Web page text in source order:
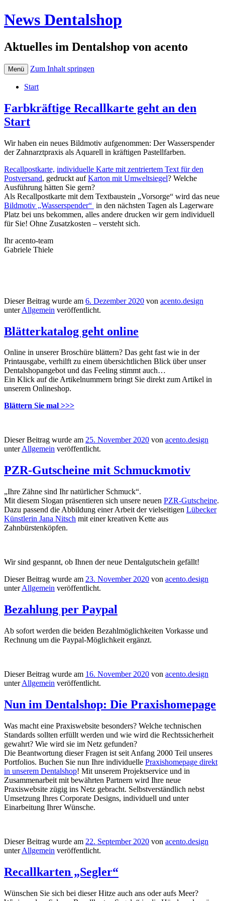
News Dentalshop
Aktuelles im Dentalshop von acento
Menü Zum Inhalt springen
Start
Farbkräftige Recallkarte geht an den
Start
Wir haben ein neues Bildmotiv aufgenommen: Der Wasserspender
der Zahnarztpraxis als Aquarell in kräftigen Pastellfarben.
Recallpostkarte, individuelle Karte mit zentriertem Text für den
Postversand, gedruckt aufKarton mit Umweltsiegel? Welche
Ausführung hätten Sie gern?
Als Recallpostkarte mit dem Textbaustein „Vorsorge“ wird das neue
Bildmotiv „Wasserspender“ in den nächsten Tagen als Lagerware
Platz bei uns bekommen, alles andere drucken wir gern individuell
für Sie! Ohne Zusatzkosten – versteht sich.
Ihr acento-team
Gabriele Thiele
Dieser Beitrag wurde am 6. Dezember 2020 von acento.design
unterAllgemein veröffentlicht.
Blätterkatalog geht online
Online in unserer Broschüre blättern? Das geht fast wie in der
Printausgabe, verhilft zu einem übersichtlichen Blick über unser
Dentalshopangebot und das Feeling stimmt auch…
Ein Klick auf die Artikelnummern bringt Sie direkt zum Artikel in
unserem Onlineshop.
Blättern Sie mal >>>
Dieser Beitrag wurde am 25. November 2020 von acento.design
unterAllgemein veröffentlicht.
PZR-Gutscheine mit Schmuckmotiv
„Ihre Zähne sind Ihr natürlicher Schmuck“.
Mit diesem Slogan präsentieren sich unsere neuen PZR-Gutscheine.
Dazu passend die Abbildung einer Arbeit der vielseitigen Lübecker
Künstlerin Jana Nitsch mit einer kreativen Kette aus
Zahnbürstenköpfen.
Wir sind gespannt, ob Ihnen der neue Dentalgutschein gefällt!
Dieser Beitrag wurde am 23. November 2020 von acento.design
unterAllgemein veröffentlicht.
Bezahlung per Paypal
Ab sofort werden die beiden Bezahlmöglichkeiten Vorkasse und
Rechnung um die Paypal-Möglichkeit ergänzt.
Dieser Beitrag wurde am 16. November 2020 von acento.design
unterAllgemein veröffentlicht.
Nun im Dentalshop: Die Praxishomepage
Was macht eine Praxiswebsite besonders? Welche technischen
Standards sollten erfüllt werden und wie wird die Rechtssicherheit
gewahrt? Wie wird sie im Netz gefunden?
Die Beantwortung dieser Fragen ist seit Anfang 2000 Teil unseres
Portfolios. Buchen Sie nun Ihre individuelle Praxishomepage direkt
in unserem Dentalshop! Mit unserem Projektservice und in
Zusammenarbeit mit bewährten Partnern wird Ihre neue
Praxiswebsite zügig ins Netz gebracht. Selbstverständlich nebst
Umsetzung Ihres Corporate Designs, individuell und unter
Einarbeitung Ihrer Wünsche.
Dieser Beitrag wurde am 22. September 2020 von acento.design
unterAllgemein veröffentlicht.
Recallkarten „Segler“
Wünschen Sie sich bei dieser Hitze auch ans oder aufs Meer?